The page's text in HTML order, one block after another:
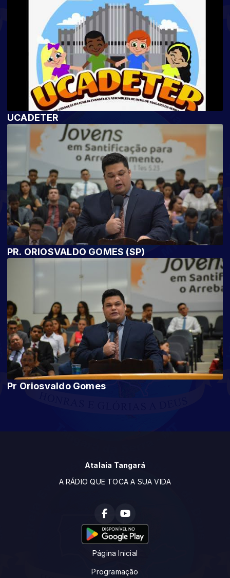
UCADETER
PR. ORIOSVALDO GOMES (SP)
Pr Oriosvaldo Gomes
Atalaia Tangará
A RÁDIO QUE TOCA A SUA VIDA
Página Inicial
Programação